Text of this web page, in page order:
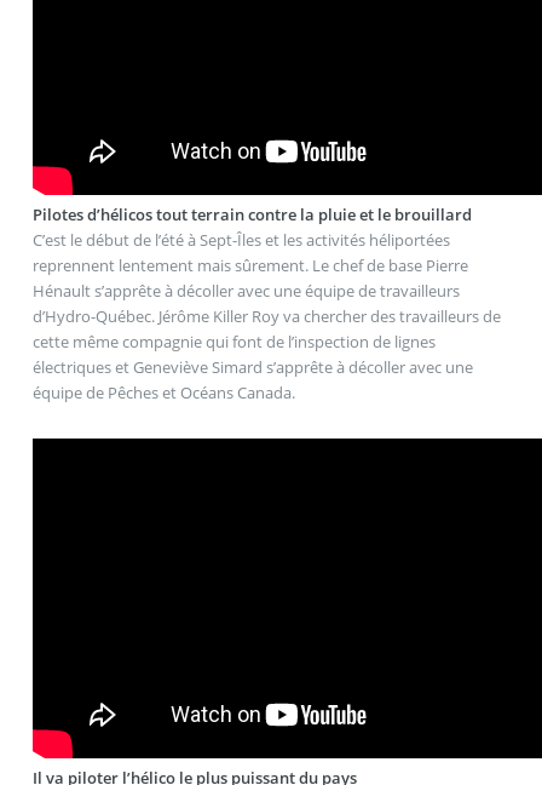
Pilotes d’hélicos tout terrain contre la pluie et le brouillard
C’est le début de l’été à Sept-Îles et les activités héliportées
reprennent lentement mais sûrement. Le chef de base Pierre
Hénault s’apprête à décoller avec une équipe de travailleurs
d’Hydro-Québec. Jérôme Killer Roy va chercher des travailleurs de
cette même compagnie qui font de l’inspection de lignes
électriques et Geneviève Simard s’apprête à décoller avec une
équipe de Pêches et Océans Canada.
Il va piloter l’hélico le plus puissant du pays